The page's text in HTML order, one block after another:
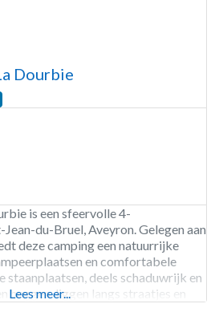
Dourbie
is een sfeervolle 4-
du-Bruel, Aveyron. Gelegen aan
deze camping een natuurrijke
en comfortabele
staanplaatsen, deels schaduwrijk en
heggen, liggen langs straatjes en
Lees meer...